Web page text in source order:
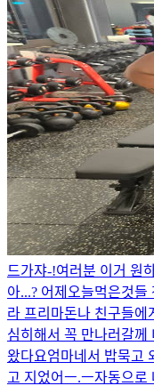
드가쟈-!여러분 이거 원
아...? 어제오늘먹은것들
라 프리마돈나 친구들에
심히해서 꼭 만나러갈께
왔다요엄마네서 밥묵고
고 지었어ㅡ.ㅡ자동으로